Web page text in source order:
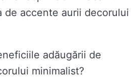
de accente aurii decorului
adăugării de
minimalist?